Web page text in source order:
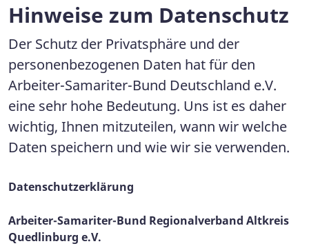
Hinweise zum Datenschutz
Der Schutz der Privatsphäre und der
personenbezogenen Daten hat für den
Arbeiter-Samariter-Bund Deutschland e.V.
eine sehr hohe Bedeutung. Uns ist es daher
wichtig, Ihnen mitzuteilen, wann wir welche
Daten speichern und wie wir sie verwenden.
Datenschutzerklärung
Arbeiter-Samariter-Bund Regionalverband Altkreis
Quedlinburg e.V.